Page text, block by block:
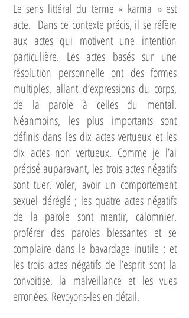
Le sens littéral du terme « karma » est
acte. Dans ce contexte précis, il se réfère
aux actes qui motivent une intention
particulière. Les actes basés sur une
résolution personnelle ont des formes
multiples, allant d’expressions du corps,
de la parole à celles du mental.
Néanmoins, les plus importants sont
définis dans les dix actes vertueux et les
dix actes non vertueux. Comme je l’ai
précisé auparavant, les trois actes négatifs
sont tuer, voler, avoir un comportement
sexuel déréglé ; les quatre actes négatifs
de la parole sont mentir, calomnier,
proférer des paroles blessantes et se
complaire dans le bavardage inutile ; et
les trois actes négatifs de l’esprit sont la
convoitise, la malveillance et les vues
erronées. Revoyons-les en détail.